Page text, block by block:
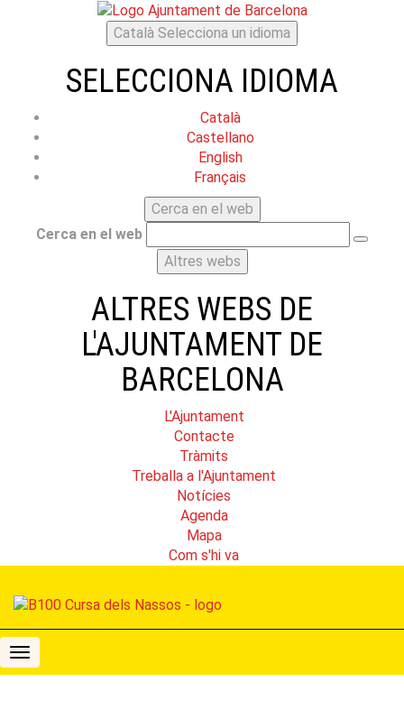
Català Selecciona un idioma
SELECCIONA IDIOMA
Català
Castellano
English
Français
Cerca en el web
Cerca en el web
Altres webs
ALTRES WEBS DE
L'AJUNTAMENT DE
BARCELONA
L'Ajuntament
Contacte
Tràmits
Treballa a l'Ajuntament
Notícies
Agenda
Mapa
Com s'hi va
B100
Cursa